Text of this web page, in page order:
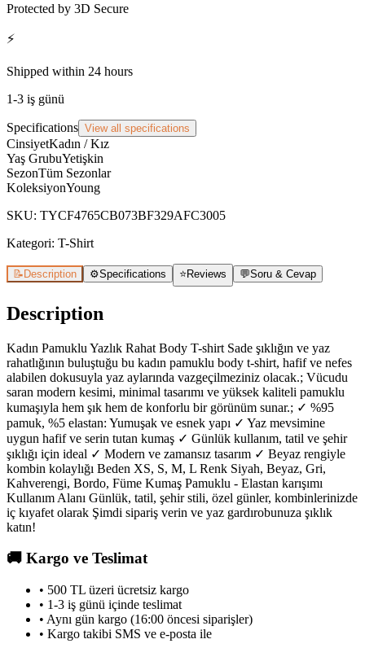
Protected by 3D Secure
⚡
Shipped within 24 hours
1-3 iş günü
Specifications View all specifications
CinsiyetKadın / Kız
Yaş GrubuYetişkin
SezonTüm Sezonlar
KoleksiyonYoung
SKU: TYCF4765CB073BF329AFC3005
Kategori: T-Shirt
📝 Description ⚙️Specifications ⭐Reviews 💬Soru & Cevap
Description
Kadın Pamuklu Yazlık Rahat Body T-shirt Sade şıklığın ve yaz
rahatlığının buluştuğu bu kadın pamuklu body t-shirt, hafif ve nefes
alabilen dokusuyla yaz aylarında vazgeçilmeziniz olacak.; Vücudu
saran modern kesimi, minimal tasarımı ve yüksek kaliteli pamuklu
kumaşıyla hem şık hem de konforlu bir görünüm sunar.; ✓ %95
pamuk, %5 elastan: Yumuşak ve esnek yapı ✓ Yaz mevsimine
uygun hafif ve serin tutan kumaş ✓ Günlük kullanım, tatil ve şehir
şıklığı için ideal ✓ Modern ve zamansız tasarım ✓ Beyaz rengiyle
kombin kolaylığı Beden XS, S, M, L Renk Siyah, Beyaz, Gri,
Kahverengi, Bordo, Füme Kumaş Pamuklu - Elastan karışımı
Kullanım Alanı Günlük, tatil, şehir stili, özel günler, kombinlerinizde
iç kıyafet olarak Şimdi sipariş verin ve yaz gardırobunuza şıklık
katın!
🚚 Kargo ve Teslimat
• 500 TL üzeri ücretsiz kargo
• 1-3 iş günü içinde teslimat
• Aynı gün kargo (16:00 öncesi siparişler)
• Kargo takibi SMS ve e-posta ile